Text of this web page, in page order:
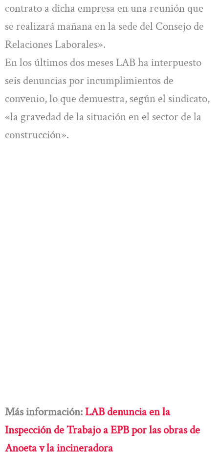
contrato a dicha empresa en una reunión que
se realizará mañana en la sede del Consejo de
Relaciones Laborales».
En los últimos dos meses LAB ha interpuesto
seis denuncias por incumplimientos de
convenio, lo que demuestra, según el sindicato,
«la gravedad de la situación en el sector de la
construcción».
Más información:LAB denuncia en la
Inspección de Trabajo a EPB por las obras de
Anoeta y la incineradora